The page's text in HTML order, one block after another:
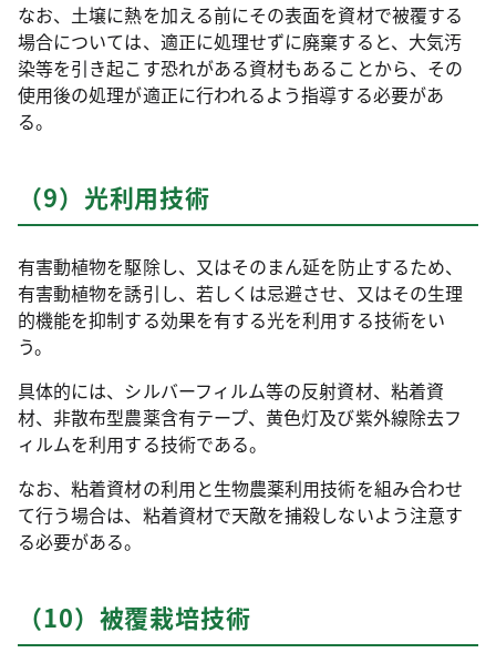
なお、土壌に熱を加える前にその表面を資材で被覆する
場合については、適正に処理せずに廃棄すると、大気汚
染等を引き起こす恐れがある資材もあることから、その
使用後の処理が適正に行われるよう指導する必要があ
る。
（9）光利用技術
有害動植物を駆除し、又はそのまん延を防止するため、
有害動植物を誘引し、若しくは忌避させ、又はその生理
的機能を抑制する効果を有する光を利用する技術をい
う。
具体的には、シルバーフィルム等の反射資材、粘着資
材、非散布型農薬含有テープ、黄色灯及び紫外線除去フ
ィルムを利用する技術である。
なお、粘着資材の利用と生物農薬利用技術を組み合わせ
て行う場合は、粘着資材で天敵を捕殺しないよう注意す
る必要がある。
（10）被覆栽培技術